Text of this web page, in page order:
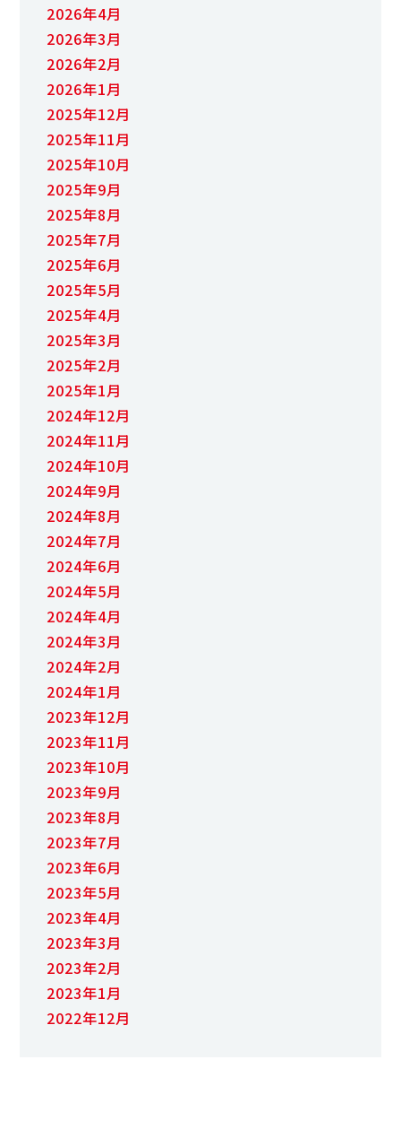
2026年4月
2026年3月
2026年2月
2026年1月
2025年12月
2025年11月
2025年10月
2025年9月
2025年8月
2025年7月
2025年6月
2025年5月
2025年4月
2025年3月
2025年2月
2025年1月
2024年12月
2024年11月
2024年10月
2024年9月
2024年8月
2024年7月
2024年6月
2024年5月
2024年4月
2024年3月
2024年2月
2024年1月
2023年12月
2023年11月
2023年10月
2023年9月
2023年8月
2023年7月
2023年6月
2023年5月
2023年4月
2023年3月
2023年2月
2023年1月
2022年12月